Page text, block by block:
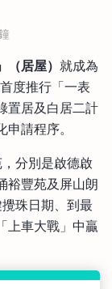
（居屋） 就成為
度推行「一表
置居及白居二計
請程序。
分別是啟德啟
裕豐苑及屏山朗
珠日期、到最
上車大戰」中贏